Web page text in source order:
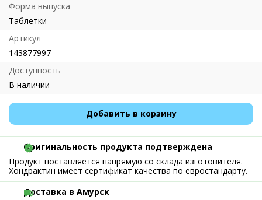
Форма выпуска
Таблетки
Артикул
143877997
Доступность
В наличии
Добавить в корзину
Оригинальность продукта подтверждена
Продукт поставляется напрямую со склада изготовителя.
Хондрактин имеет сертификат качества по евростандарту.
Доставка в Амурск